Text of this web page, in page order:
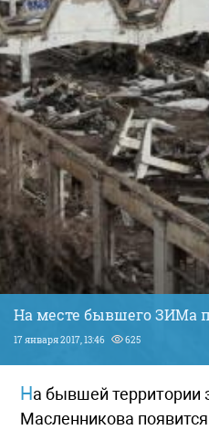
На месте бывшего ЗИМа
17 января 2017, 13:46 625
На бывшей территории завода имени
Масленникова